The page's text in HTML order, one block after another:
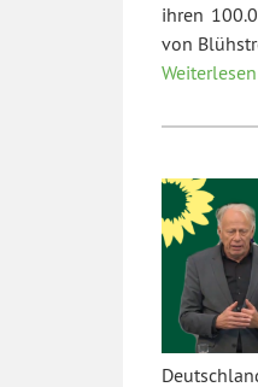
ihren
von